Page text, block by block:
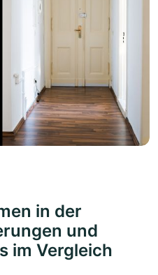
in der
und
im Vergleich